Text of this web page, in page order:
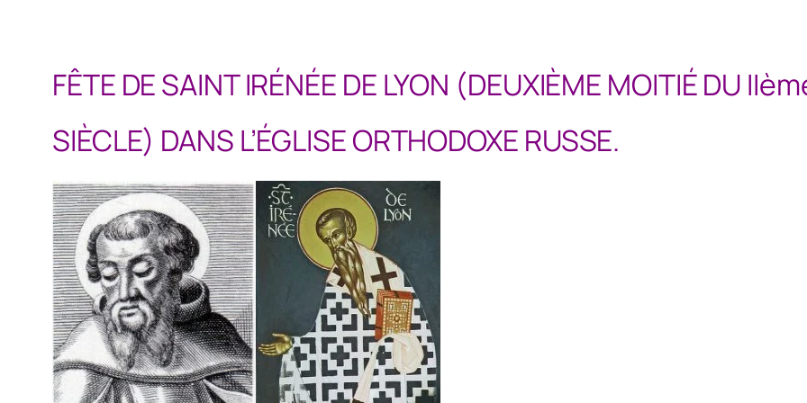
FÊTE DE SAINT IRÉNÉE DE LYON (DEUXIÈME MOITIÉ DU
SIÈCLE) DANS L’ÉGLISE ORTHODOXE RUSSE.